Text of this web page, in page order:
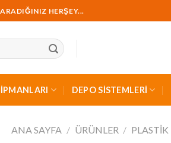
HERŞEY...
DEPO SİSTEMLERİ
ANA SAYFA / ÜRÜNLER / PLASTİK